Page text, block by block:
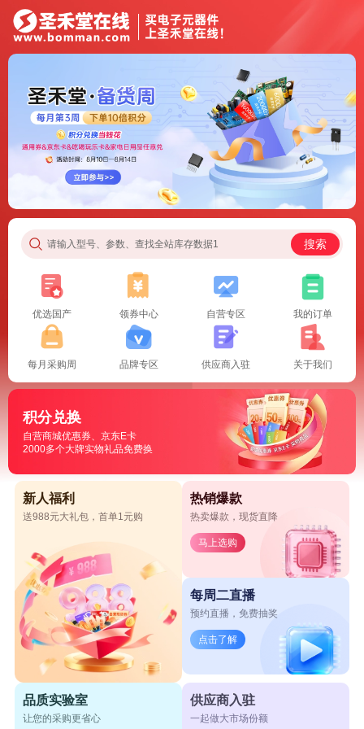
请输入型号、参数、查找全站库存数据1 搜索
优选国产 领券中心 自营专区 我的订单
每月采购周 品牌专区 供应商入驻 关于我们
积分兑换
自营商城优惠券、京东E卡
2000多个大牌实物礼品免费换
新人福利
送988元大礼包，首单1元购
热销爆款
热卖爆款，现货直降
马上选购
每周二直播
预约直播，免费抽奖
点击了解
品质实验室
让您的采购更省心
供应商入驻
一起做大市场份额